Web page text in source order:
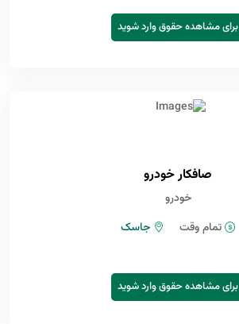
برای مشاهده حقوق وارد شوید
صافکار خودرو
خودرو
تمام وقت
جاسک
برای مشاهده حقوق وارد شوید